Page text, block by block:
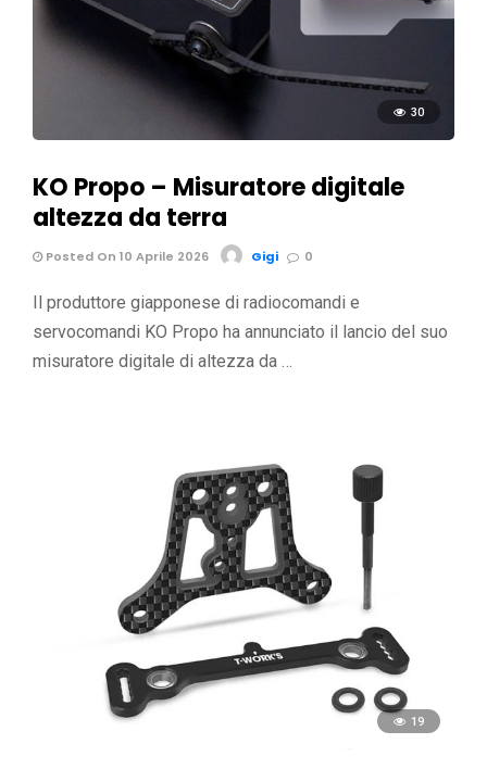
30
KO Propo – Misuratore digitale
altezza da terra
Posted On 10 Aprile 2026 Gigi 0
Il produttore giapponese di radiocomandi e
servocomandi KO Propo ha annunciato il lancio del suo
misuratore digitale di altezza da …
19